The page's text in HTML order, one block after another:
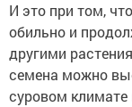
И это при том,
обильно и
другими
семена можно
суровом климате